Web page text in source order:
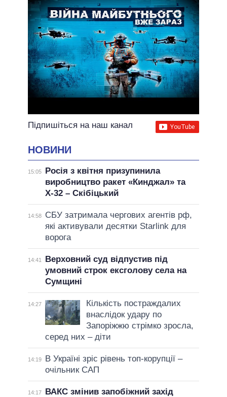
Підпишіться на наш канал
НОВИНИ
15:05
Росія з квітня призупинила
виробництво ракет «Кинджал» та
Х-32 – Скібіцький
14:58
СБУ затримала чергових агентів рф,
які активували десятки Starlink для
ворога
14:41
Верховний суд відпустив під
умовний строк ексголову села на
Сумщині
14:27
Кількість постраждалих
внаслідок удару по
Запоріжжю стрімко зросла,
серед них – діти
14:19
В Україні зріс рівень топ-корупції –
очільник САП
14:17
ВАКС змінив запобіжний захід